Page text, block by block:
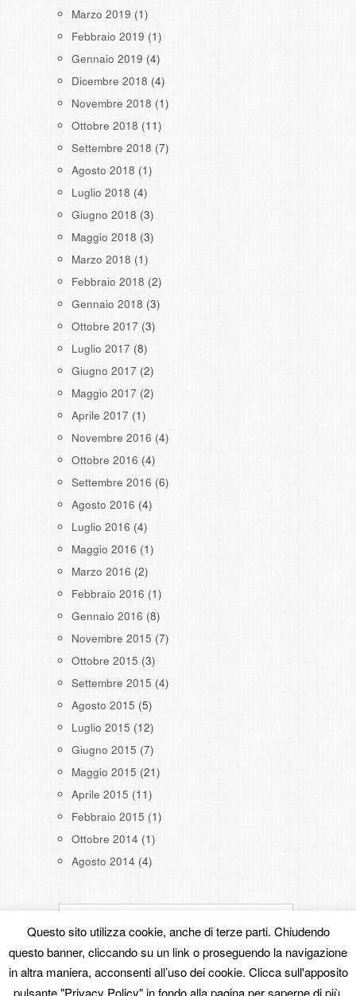
Marzo 2019 (1)
Febbraio 2019 (1)
Gennaio 2019 (4)
Dicembre 2018 (4)
Novembre 2018 (1)
Ottobre 2018 (11)
Settembre 2018 (7)
Agosto 2018 (1)
Luglio 2018 (4)
Giugno 2018 (3)
Maggio 2018 (3)
Marzo 2018 (1)
Febbraio 2018 (2)
Gennaio 2018 (3)
Ottobre 2017 (3)
Luglio 2017 (8)
Giugno 2017 (2)
Maggio 2017 (2)
Aprile 2017 (1)
Novembre 2016 (4)
Ottobre 2016 (4)
Settembre 2016 (6)
Agosto 2016 (4)
Luglio 2016 (4)
Maggio 2016 (1)
Marzo 2016 (2)
Febbraio 2016 (1)
Gennaio 2016 (8)
Novembre 2015 (7)
Ottobre 2015 (3)
Settembre 2015 (4)
Agosto 2015 (5)
Luglio 2015 (12)
Giugno 2015 (7)
Maggio 2015 (21)
Aprile 2015 (11)
Febbraio 2015 (1)
Ottobre 2014 (1)
Agosto 2014 (4)
Copyright © 2026
Powered byOxygen Theme.
Questo sito utilizza cookie, anche di terze parti. Chiudendo
questo banner, cliccando su un link o proseguendo la navigazione
in altra maniera, acconsenti all’uso dei cookie. Clicca sull'apposito
pulsante "Privacy Policy" in fondo alla pagina per saperne di più.